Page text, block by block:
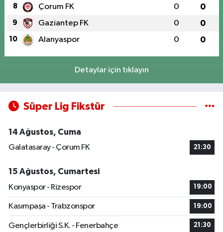
8 Çorum FK 0 0
9 Gaziantep FK 0 0
10 Alanyaspor 0 0
Detaylar için tıklayın
Süper Lig Fikstür
14 Ağustos, Cuma
Galatasaray - Çorum FK
21:30
15 Ağustos, Cumartesi
Konyaspor - Rizespor
19:00
Kasımpaşa - Trabzonspor 19:00
Gençlerbirliği S.K. - Fenerbahçe 21:30